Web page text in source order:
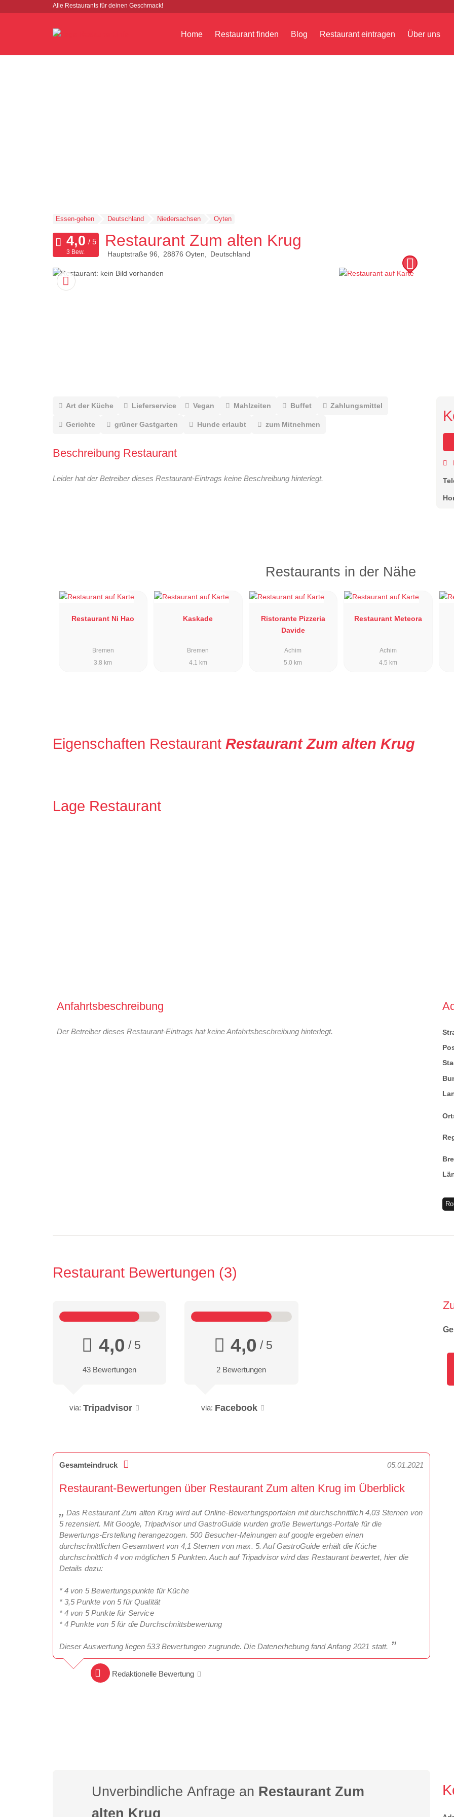
Alle Restaurants für deinen Geschmack!
Home Restaurant finden Blog Restaurant eintragen Über uns
Essen-gehen Deutschland Niedersachsen Oyten
Restaurant Zum alten Krug
Hauptstraße 96 28876 Oyten Deutschland
3 Bew.
Art der Küche Lieferservice Vegan Mahlzeiten Buffet Zahlungsmittel
Gerichte grüner Gastgarten Hunde erlaubt zum Mitnehmen
Beschreibung Restaurant
Leider hat der Betreiber dieses Restaurant-Eintrags keine Beschreibung hinterlegt.
Restaurants in der Nähe
Restaurant Ni Hao
Bremen
3.8 km
Kaskade
Bremen
4.1 km
Ristorante Pizzeria
Davide
Achim
5.0 km
Restaurant Meteora
Achim
4.5 km
Eigenschaften Restaurant Restaurant Zum alten Krug
Lage Restaurant
Anfahrtsbeschreibung
Der Betreiber dieses Restaurant-Eintrags hat keine Anfahrtsbeschreibung hinterlegt.
Restaurant Bewertungen 3
4,0 / 5
43 Bewertungen
via: Tripadvisor
4,0 / 5
2 Bewertungen
via: Facebook
Gesamteindruck 05.01.2021
Restaurant-Bewertungen über Restaurant Zum alten Krug im Überblick
Das Restaurant Zum alten Krug wird auf Online-Bewertungsportalen mit durchschnittlich 4,03 Sternen von
5 rezensiert. Mit Google, Tripadvisor und GastroGuide wurden große Bewertungs-Portale für die
Bewertungs-Erstellung herangezogen. 500 Besucher-Meinungen auf google ergeben einen
durchschnittlichen Gesamtwert von 4,1 Sternen von max. 5. Auf GastroGuide erhält die Küche
durchschnittlich 4 von möglichen 5 Punkten. Auch auf Tripadvisor wird das Restaurant bewertet, hier die
Details dazu:
* 4 von 5 Bewertungspunkte für Küche
* 3,5 Punkte von 5 für Qualität
* 4 von 5 Punkte für Service
* 4 Punkte von 5 für die Durchschnittsbewertung
Dieser Auswertung liegen 533 Bewertungen zugrunde. Die Datenerhebung fand Anfang 2021 statt.
Redaktionelle Bewertung
Unverbindliche Anfrage an Restaurant Zum
alten Krug